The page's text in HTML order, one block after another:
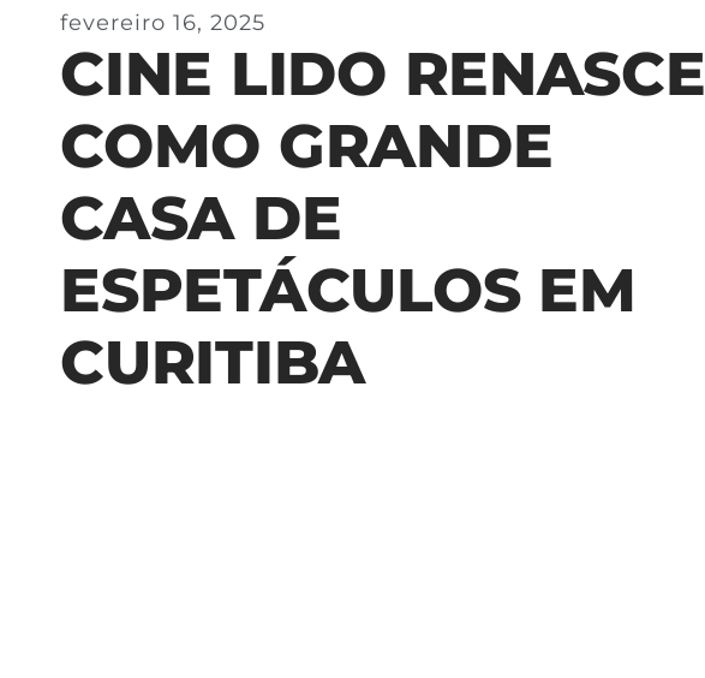
fevereiro 16, 2025
CINE LIDO RENASCE
COMO GRANDE
CASA DE
ESPETÁCULOS EM
CURITIBA